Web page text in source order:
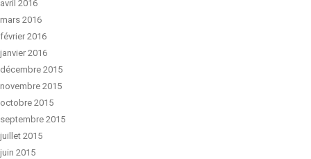
avril 2016
mars 2016
février 2016
janvier 2016
décembre 2015
novembre 2015
octobre 2015
septembre 2015
juillet 2015
juin 2015